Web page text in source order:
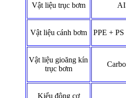
Vật liệu trục bơm
Vật liệu cánh bơm PPE +
Vật liệu gioăng kín
trục bơm
Kiểu động cơ